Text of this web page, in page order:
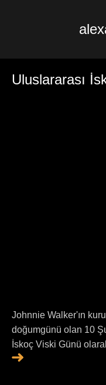
Uluslararası
Johnnie Walker'ın
doğumgünü olan 10
İskoç Viski Günü